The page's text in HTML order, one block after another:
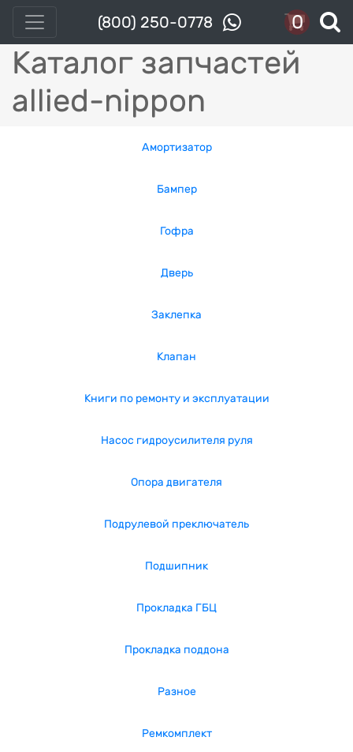
(800) 250-0778 0
Каталог запчастей
allied-nippon
Амортизатор
Бампер
Гофра
Дверь
Заклепка
Клапан
Книги по ремонту и эксплуатации
Насос гидроусилителя руля
Опора двигателя
Подрулевой преключатель
Подшипник
Прокладка ГБЦ
Прокладка поддона
Разное
Ремкомплект